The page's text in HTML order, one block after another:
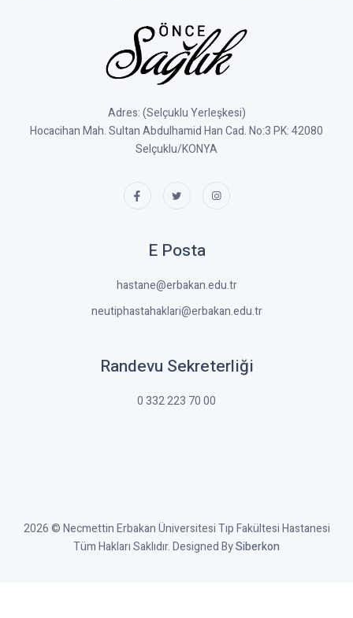
Adres: (Selçuklu Yerleşkesi)
Hocacihan Mah. Sultan Abdulhamid Han Cad. No:3 PK: 42080
Selçuklu/KONYA
E Posta
hastane@erbakan.edu.tr
neutiphastahaklari@erbakan.edu.tr
Randevu Sekreterliği
0 332 223 70 00
2026 © Necmettin Erbakan Üniversitesi Tıp Fakültesi Hastanesi
Tüm Hakları Saklıdır. Designed BySiberkon